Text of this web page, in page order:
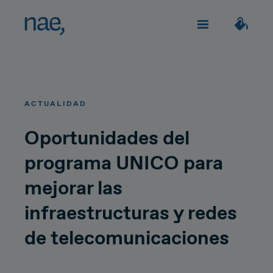
Network Strategy
Network Deployment
Network Operations
Impacto social
Únete
Decidida Perfeccionista
Alegre Clásica
Extrovertida Creativa
ACTUALIDAD
Oportunidades del
programa UNICO para
mejorar las
infraestructuras y redes
de telecomunicaciones